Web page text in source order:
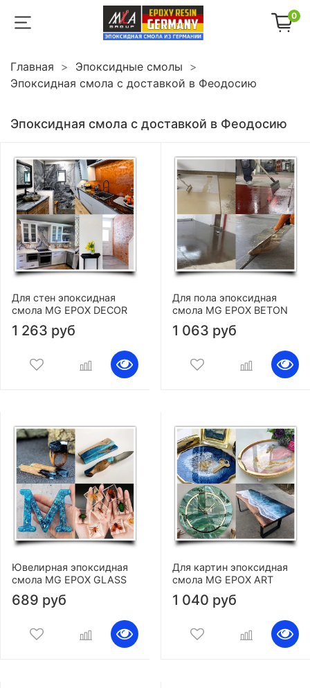
0
Главная
Эпоксидные смолы
Эпоксидная смола с доставкой в Феодосию
Эпоксидная смола с доставкой в Феодосию
Для стен эпоксидная
смола MG EPOX DECOR
1 263 руб
Для пола эпоксидная
смола MG EPOX BETON
1 063 руб
Ювелирная эпоксидная
смола MG EPOX GLASS
689 руб
Для картин эпоксидная
смола MG EPOX ART
1 040 руб